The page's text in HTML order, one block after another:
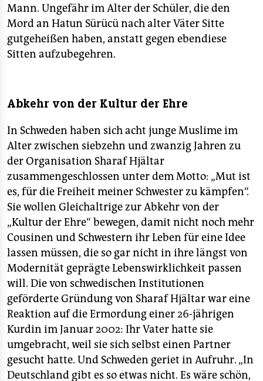
Mann. Ungefähr im Alter der Schüler, die den
Mord an Hatun Sürücü nach alter Väter Sitte
gutgeheißen haben, anstatt gegen ebendiese
Sitten aufzubegehren.
Abkehr von der Kultur der Ehre
In Schweden haben sich acht junge Muslime im
Alter zwischen siebzehn und zwanzig Jahren zu
der Organisation Sharaf Hjältar
zusammengeschlossen unter dem Motto: „Mut ist
es, für die Freiheit meiner Schwester zu kämpfen“.
Sie wollen Gleichaltrige zur Abkehr von der
„Kultur der Ehre“ bewegen, damit nicht noch mehr
Cousinen und Schwestern ihr Leben für eine Idee
lassen müssen, die so gar nicht in ihre längst von
Modernität geprägte Lebenswirklichkeit passen
will. Die von schwedischen Institutionen
geförderte Gründung von Sharaf Hjältar war eine
Reaktion auf die Ermordung einer 26-jährigen
Kurdin im Januar 2002: Ihr Vater hatte sie
umgebracht, weil sie sich selbst einen Partner
gesucht hatte. Und Schweden geriet in Aufruhr. „In
Deutschland gibt es so etwas nicht. Es wäre schön,